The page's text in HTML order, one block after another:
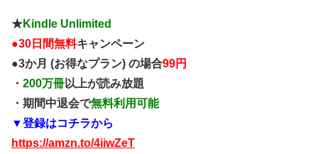
★Kindle Unlimited
●30日間無料キャンペーン
●3か月 (お得なプラン) の場合99円
・ 200万冊以上が読み放題
・期間中退会で無料利用可能
▼登録はコチラから
https://amzn.to/4iiwZeT